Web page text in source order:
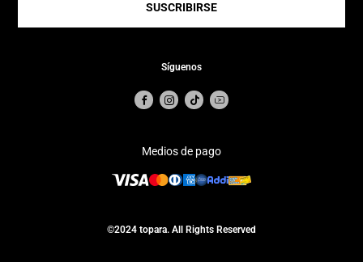
SUSCRIBIRSE
Síguenos
Medios de pago
©2024 topara. All Rights Reserved